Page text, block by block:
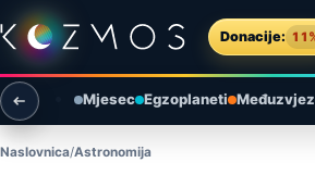
Preskoči na sadržaj
Donacije:
Otvori izbornik
Otvori pretragu
Mjesec Egzoplaneti
Naslovnica Astronomija